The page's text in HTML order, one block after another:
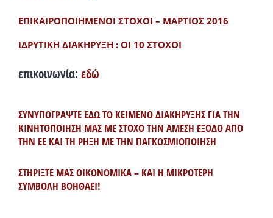
ΕΠΙΚΑΙΡΟΠΟΙΗΜΕΝΟΙ ΣΤΟΧΟΙ – ΜΑΡΤΙΟΣ 2016
ΙΔΡΥΤΙΚΗ ΔΙΑΚΗΡΥΞΗ : ΟΙ 10 ΣΤΟΧΟΙ
επικοινωνία: εδώ
ΣΥΝΥΠΟΓΡΑΨΤΕ ΕΔΩ ΤΟ ΚΕΙΜΕΝΟ ΔΙΑΚΗΡΥΞΗΣ ΓΙΑ ΤΗΝ
ΚΙΝΗΤΟΠΟΙΗΣΗ ΜΑΣ ΜΕ ΣΤΟΧΟ ΤΗΝ ΑΜΕΣΗ ΕΞΟΔΟ ΑΠΟ
ΤΗΝ ΕΕ ΚΑΙ ΤΗ ΡΗΞΗ ΜΕ ΤΗΝ ΠΑΓΚΟΣΜΙΟΠΟΙΗΣΗ
ΣΤΗΡΙΞΤΕ ΜΑΣ ΟΙΚΟΝΟΜΙΚΑ – ΚΑΙ Η ΜΙΚΡΟΤΕΡΗ
ΣΥΜΒΟΛΗ ΒΟΗΘΑΕΙ!